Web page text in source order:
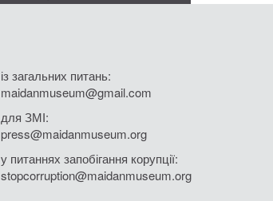
із загальних питань:
maidanmuseum@gmail.com
для ЗМІ:
press@maidanmuseum.org
у питаннях запобігання корупції:
stopcorruption@maidanmuseum.org